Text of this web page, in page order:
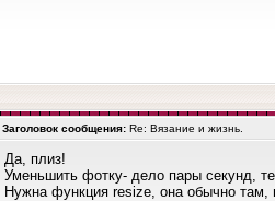
Заголовок сообщения: Re: Вязание и жизнь.
Да, плиз!
Уменьшить фотку- дело пары секунд,
Нужна функция resize, она обычно там,